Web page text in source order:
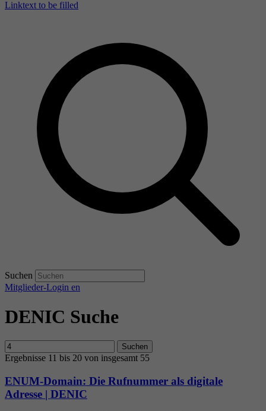
Linktext to be filled
Suchen
Mitglieder-Login en
DENIC Suche
Suchen
Ergebnisse 11 bis 20 von insgesamt 55
ENUM-Domain: Die Rufnummer als digitale
Adresse | DENIC